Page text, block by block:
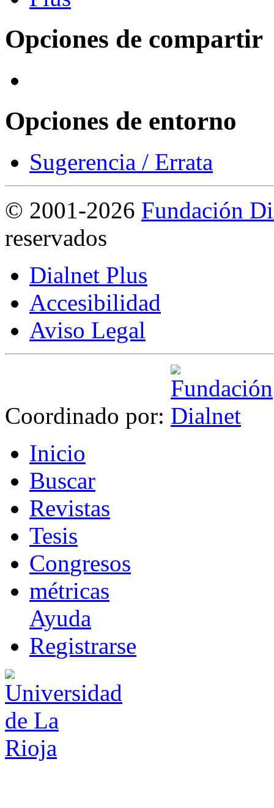
Opciones de compartir
Opciones de entorno
Sugerencia / Errata
© 2001-2026 Fundación
reservados
Dialnet Plus
Accesibilidad
Aviso Legal
Coordinado por:
Inicio
Buscar
Revistas
Tesis
Congresos
métricas
Ayuda
Registrarse